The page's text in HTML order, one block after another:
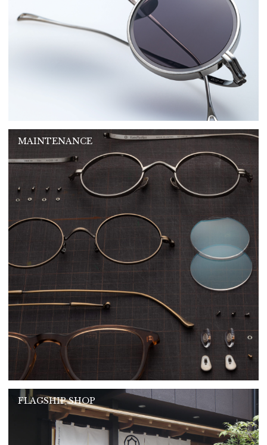
MAINTENANCE
FLAGSHIP SHOP